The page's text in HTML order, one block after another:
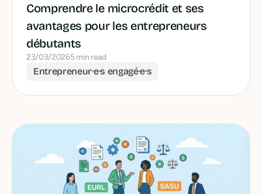
Comprendre le microcrédit et ses
avantages pour les entrepreneurs
débutants
23/03/20265 min read
Entrepreneur·e·s engagé·e·s